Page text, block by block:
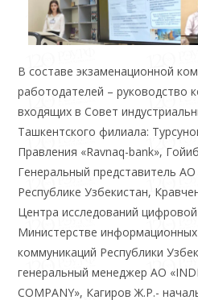
В составе экзаменационной
работодателей – руководство
входящих в Совет
Ташкентского филиала:
Правления «Ravnaq-bank»,
Генеральный представитель
Республике Узбекистан,
Центра исследований
Министерстве информационных
коммуникаций Республики
генеральный менеджер АО
COMPANY», Кагиров Ж.Р.-